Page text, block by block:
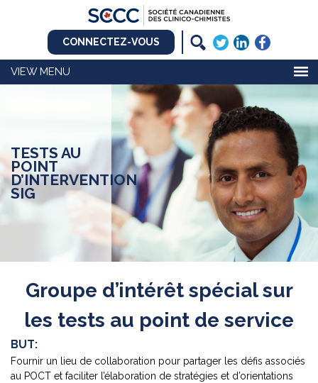
CONNECTEZ-VOUS
MENU
TESTS AU
POINT
D’INTERVENTION
SIG
Groupe d’intérêt spécial sur
les tests au point de service
BUT:
Fournir un lieu de collaboration pour partager les défis associés
au POCT et faciliter l’élaboration de stratégies et d’orientations